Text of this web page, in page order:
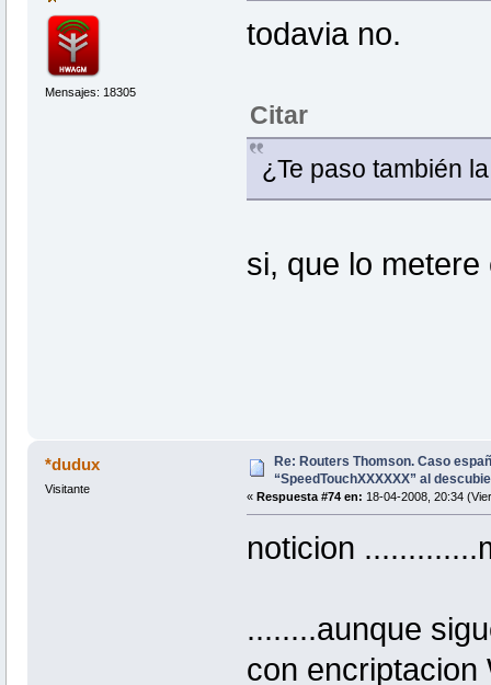
Mensajes: 18305
todavia no.
Citar
¿Te paso también
si, que lo
*dudux
Visitante
Re: Routers Thomson. Caso
“SpeedTouchXXXXXX” al
« Respuesta #74 en: 18-04-2008, 20:34
noticion
........aunque
con encriptacion